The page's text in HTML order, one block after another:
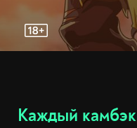
Каждый камбэк